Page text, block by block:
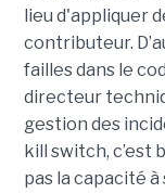
lieu d'appliquer
contributeur.
failles dans le
directeur
gestion des
kill switch, c’est
pas la capacité